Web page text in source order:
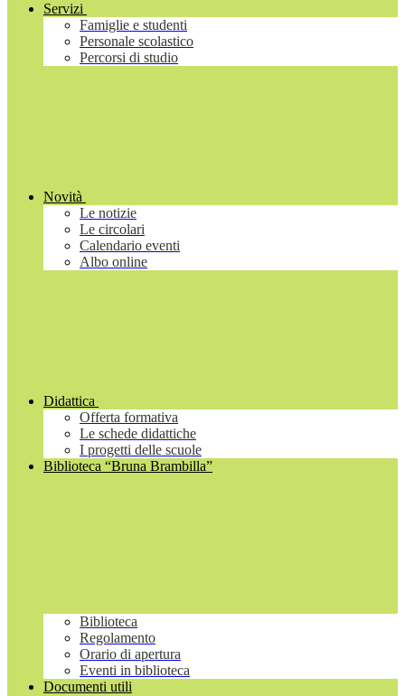
Servizi
Famiglie e studenti
Personale scolastico
Percorsi di studio
Novità
Le notizie
Le circolari
Calendario eventi
Albo online
Didattica
Offerta formativa
Le schede didattiche
I progetti delle scuole
Biblioteca “Bruna Brambilla”
Biblioteca
Regolamento
Orario di apertura
Eventi in biblioteca
Documenti utili